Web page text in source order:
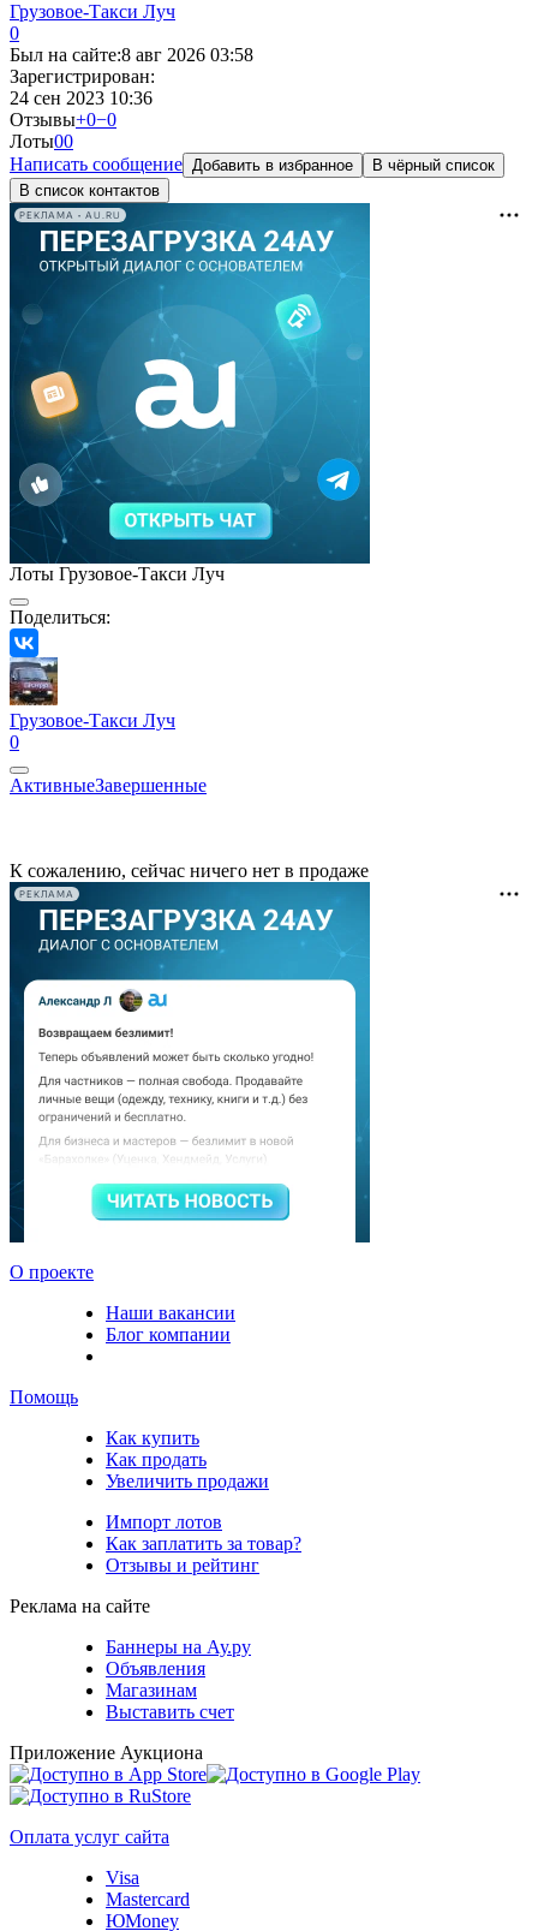
Грузовое-Такси Луч
0
Был на сайте:8 авг 2026 03:58
Зарегистрирован:
24 сен 2023 10:36
Отзывы+0−0
Лоты00
Написать сообщение Добавить в избранное
В чёрный список
В список контактов
РЕКЛАМА • AU.RU
Лоты Грузовое-Такси Луч
Поделиться:
Грузовое-Такси Луч
0
АктивныеЗавершенные
К сожалению, сейчас ничего нет в продаже
РЕКЛАМА
О проекте
Наши вакансии
Блог компании
Помощь
Как купить
Как продать
Увеличить продажи
Импорт лотов
Как заплатить за товар?
Отзывы и рейтинг
Реклама на сайте
Баннеры на Ау.ру
Объявления
Магазинам
Выставить счет
Приложение Аукциона
Оплата услуг сайта
Visa
Mastercard
ЮMoney